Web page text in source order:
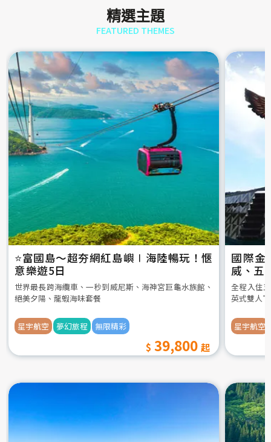
精選主題
FEATURED THEMES
⭐️富國島～超夯網紅島嶼∣海陸暢玩！愜
意樂遊5日
世界最長跨海纜車、一秒到威尼斯、海神宮巨龜水族館、
絕美夕陽、龍蝦海味套餐
星宇航空 夢幻旅程 無限精彩
39,800
國際金
威、五
全程入住
英式雙人
星宇航空